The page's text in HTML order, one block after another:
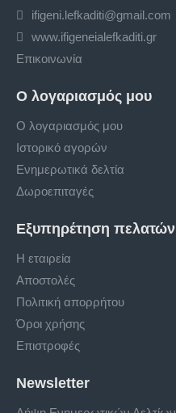
ifigeni.lefkaditi@gmail.com
www.ifigeneialefkaditi.gr
Επικοινωνία
Ο λογαριασμός μου
Ο λογαριασμός μου
Ιστορικό αγορών
Ενημερωτικά δελτία
Δωροεπιταγές
Εξυπηρέτηση πελατών
Η εταιρεία
Αποστολές
Πολιτική απορρήτου
Όροι χρήσης
Επιστροφές
Newsletter